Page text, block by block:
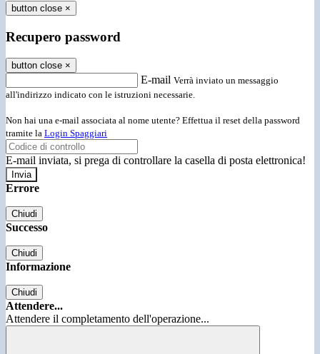
button close ×
Recupero password
button close ×
E-mail Verrà inviato un messaggio
all'indirizzo indicato con le istruzioni necessarie.
Non hai una e-mail associata al nome utente? Effettua il reset della password
tramite la Login Spaggiari
E-mail inviata, si prega di controllare la casella di posta elettronica!
Errore
Chiudi
Successo
Chiudi
Informazione
Chiudi
Attendere...
Attendere il completamento dell'operazione...